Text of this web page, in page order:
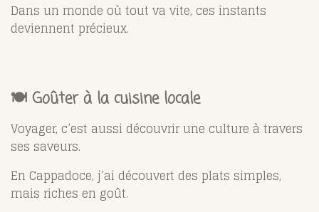
Dans un monde où tout va vite, ces instants
deviennent précieux.
🍽️ Goûter à la cuisine locale
Voyager, c’est aussi découvrir une culture à travers
ses saveurs.
En Cappadoce, j’ai découvert des plats simples,
mais riches en goût.